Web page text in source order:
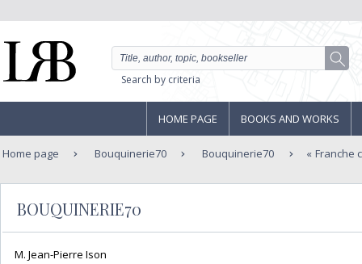
Search by criteria
HOME PAGE BOOKS AND WORKS
Home page Bouquinerie70 Bouquinerie70 Franche
BOUQUINERIE70
M. Jean-Pierre Ison